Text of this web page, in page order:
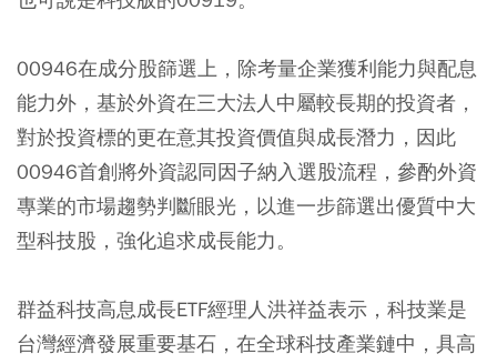
00946在成分股篩選上，除考量企業獲利能力與配息
能力外，基於外資在三大法人中屬較長期的投資者，
對於投資標的更在意其投資價值與成長潛力，因此
00946首創將外資認同因子納入選股流程，參酌外資
專業的市場趨勢判斷眼光，以進一步篩選出優質中大
型科技股，強化追求成長能力。
群益科技高息成長ETF經理人洪祥益表示，科技業是
台灣經濟發展重要基石，在全球科技產業鏈中，具高